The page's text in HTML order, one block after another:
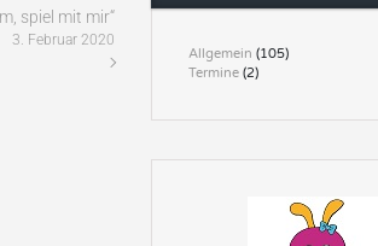
spiel mit mir“
3. Februar 2020
Allgemein (105)
Termine (2)